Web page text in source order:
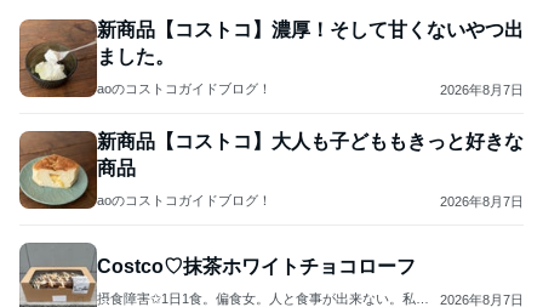
新商品【コストコ】濃厚！そして甘くないやつ出
ました。
aoのコストコガイドブログ！ 2026年8月7日
新商品【コストコ】大人も子どももきっと好きな
商品
aoのコストコガイドブログ！ 2026年8月7日
Costco♡抹茶ホワイトチョコローフ
摂食障害✩1日1食。偏食女。人と食事が出来ない。私の
2026年8月7日